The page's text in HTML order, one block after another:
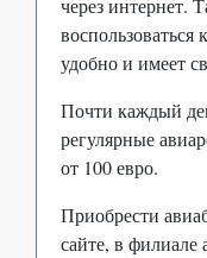
через интернет.
воспользоваться
удобно и имеет
Почти каждый
регулярные
от 100 евро.
Приобрести
сайте, в филиале